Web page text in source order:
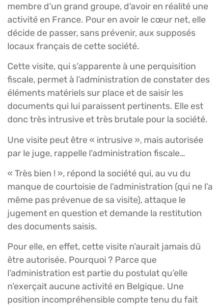
membre d’un grand groupe, d’avoir en réalité une
activité en France. Pour en avoir le cœur net, elle
décide de passer, sans prévenir, aux supposés
locaux français de cette société.
Cette visite, qui s’apparente à une perquisition
fiscale, permet à l’administration de constater des
éléments matériels sur place et de saisir les
documents qui lui paraissent pertinents. Elle est
donc très intrusive et très brutale pour la société.
Une visite peut être « intrusive », mais autorisée
par le juge, rappelle l’administration fiscale…
« Très bien ! », répond la société qui, au vu du
manque de courtoisie de l’administration (qui ne l’a
même pas prévenue de sa visite), attaque le
jugement en question et demande la restitution
des documents saisis.
Pour elle, en effet, cette visite n’aurait jamais dû
être autorisée. Pourquoi ? Parce que
l’administration est partie du postulat qu’elle
n’exerçait aucune activité en Belgique. Une
position incompréhensible compte tenu du fait